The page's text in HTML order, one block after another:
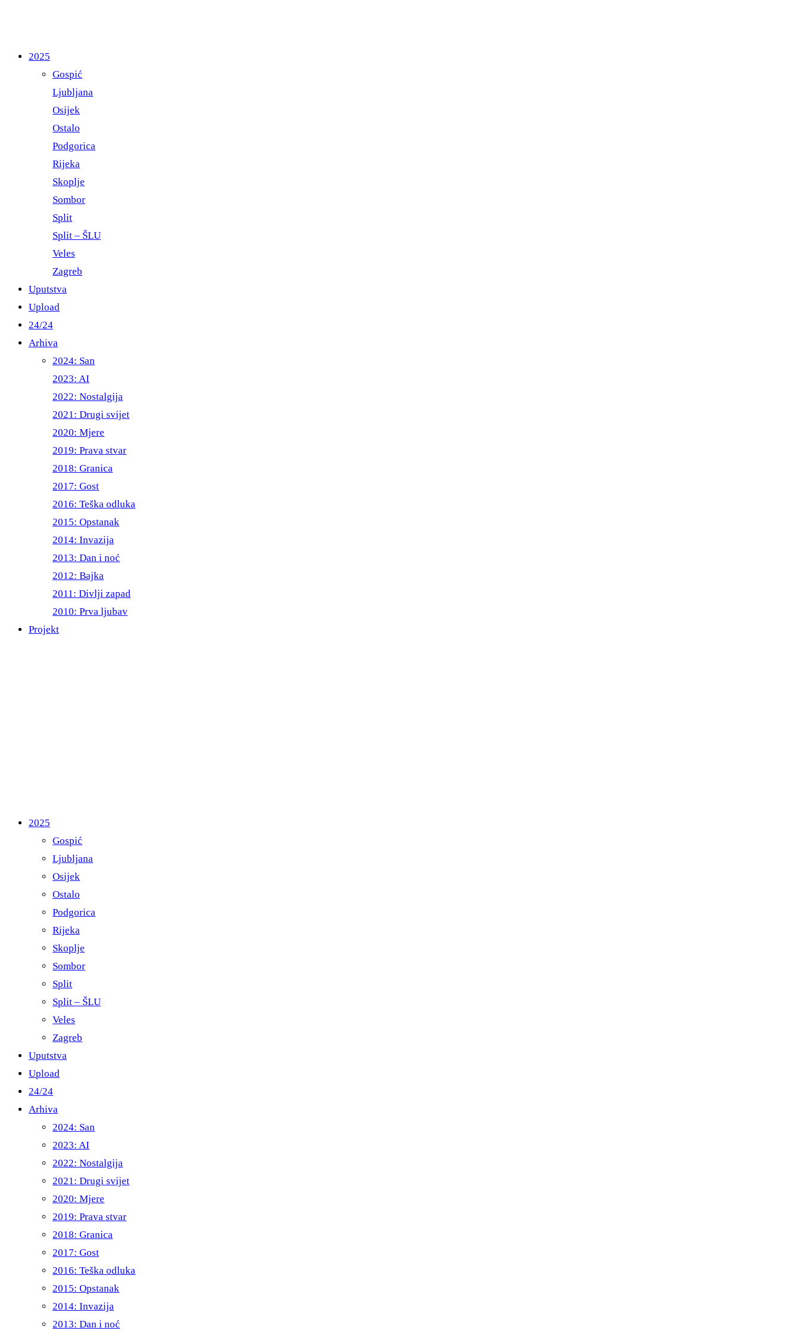
2025
Gospić
Ljubljana
Osijek
Ostalo
Podgorica
Rijeka
Skoplje
Sombor
Split
Split – ŠLU
Veles
Zagreb
Uputstva
Upload
24/24
Arhiva
2024: San
2023: AI
2022: Nostalgija
2021: Drugi svijet
2020: Mjere
2019: Prava stvar
2018: Granica
2017: Gost
2016: Teška odluka
2015: Opstanak
2014: Invazija
2013: Dan i noć
2012: Bajka
2011: Divlji zapad
2010: Prva ljubav
Projekt
2025
Gospić
Ljubljana
Osijek
Ostalo
Podgorica
Rijeka
Skoplje
Sombor
Split
Split – ŠLU
Veles
Zagreb
Uputstva
Upload
24/24
Arhiva
2024: San
2023: AI
2022: Nostalgija
2021: Drugi svijet
2020: Mjere
2019: Prava stvar
2018: Granica
2017: Gost
2016: Teška odluka
2015: Opstanak
2014: Invazija
2013: Dan i noć